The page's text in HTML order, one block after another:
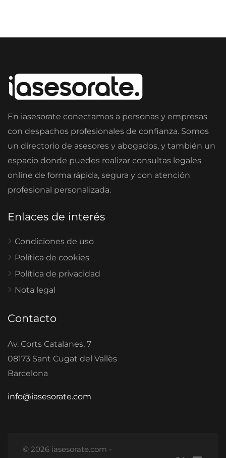
En iasesorate conectamos a personas y empresas
con despachos profesionales de confianza. Somos
un directorio de asesores y abogados, y también un
espacio donde puedes realizar consultas legales
online de forma rápida, segura y con atención
profesional personalizada.
Enlaces de interés
Condiciones de uso
Política de cookies
Política de privacidad
Nota legal
Contacto
Av. Corts Catalanes, 7
08173 Sant Cugat del Vallès
Barcelona
info@iasesorate.com
© 2026 iasesorate.com -